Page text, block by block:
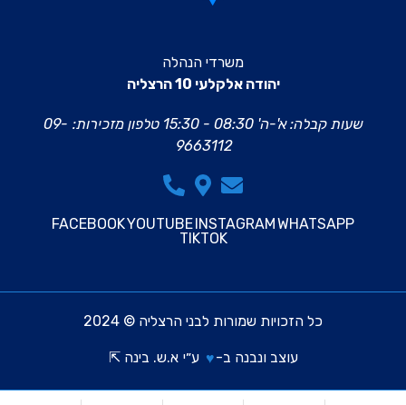
משרדי הנהלה
יהודה אלקלעי 10 הרצליה
שעות קבלה: א'-ה' 08:30 - 15:30 טלפון מזכירות: 09-
9663112
WHATSAPP
INSTAGRAM
YOUTUBE
FACEBOOK
TIKTOK
כל הזכויות שמורות לבני הרצליה © 2024
עוצב ונבנה ב-♥ ע״י א.ש. בינה ⇱